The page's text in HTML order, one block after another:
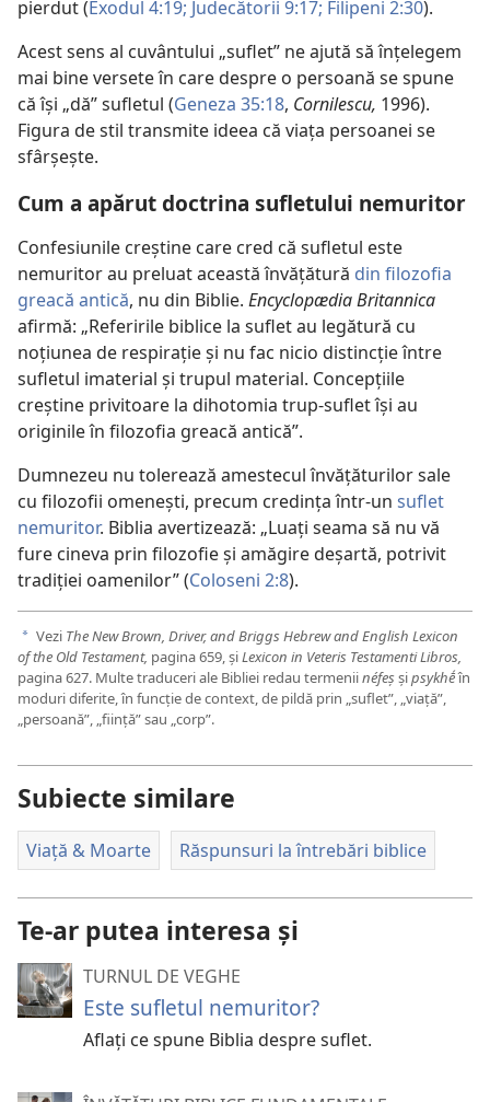
pierdut (Exodul 4:19; Judecătorii 9:17; Filipeni 2:30).
Acest sens al cuvântului „suflet” ne ajută să înțelegem
mai bine versete în care despre o persoană se spune
că își „dă” sufletul (Geneza 35:18, Cornilescu, 1996).
Figura de stil transmite ideea că viața persoanei se
sfârșește.
Cum a apărut doctrina sufletului nemuritor
Confesiunile creștine care cred că sufletul este
nemuritor au preluat această învățătură din filozofia
greacă antică, nu din Biblie. Encyclopædia Britannica
afirmă: „Referirile biblice la suflet au legătură cu
noțiunea de respirație și nu fac nicio distincție între
sufletul imaterial și trupul material. Concepțiile
creștine privitoare la dihotomia trup-suflet își au
originile în filozofia greacă antică”.
Dumnezeu nu tolerează amestecul învățăturilor sale
cu filozofii omenești, precum credința într-un suflet
nemuritor. Biblia avertizează: „Luați seama să nu vă
fure cineva prin filozofie și amăgire deșartă, potrivit
tradiției oamenilor” (Coloseni 2:8).
a Vezi The New Brown, Driver, and Briggs Hebrew and English Lexicon
of the Old Testament, pagina 659, șiLexicon in Veteris Testamenti Libros,
pagina 627. Multe traduceri ale Bibliei redau termeniinéfeșșipsykhḗîn
moduri diferite, în funcție de context, de pildă prin „suflet”, „viață”,
„persoană”, „ființă” sau „corp”.
Subiecte similare
Viață & Moarte Răspunsuri la întrebări biblice
Te-ar putea interesa și
TURNUL DE VEGHE
Este sufletul nemuritor?
Aflaţi ce spune Biblia despre suflet.